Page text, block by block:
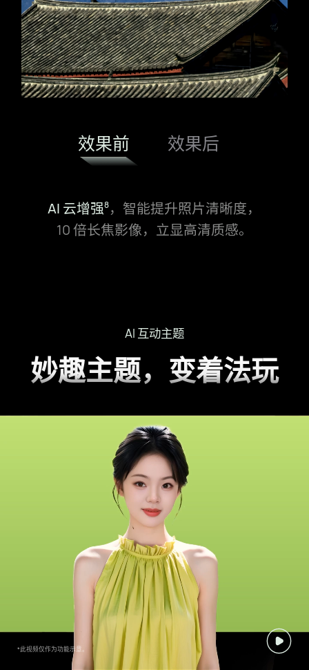
效果前 效果后
AI 云增强⁠8，智能提升照片清晰度，
10 倍长焦影像，立显高清质感。
AI 互动主题
妙趣主题，变着法玩
*此视频仅作为功能示意。